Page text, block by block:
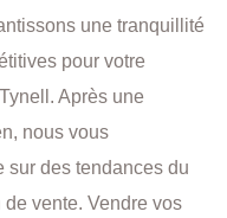
une tranquillité
pour votre
Après une
nous vous
sur des tendances du
vente. Vendre vos